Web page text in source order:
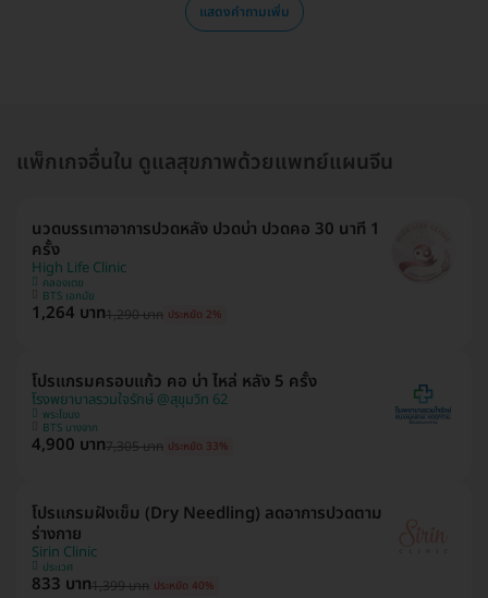
แสดงคำถามเพิ่ม
แพ็กเกจอื่นใน ดูแลสุขภาพด้วยแพทย์แผนจีน
นวดบรรเทาอาการปวดหลัง ปวดบ่า ปวดคอ 30 นาที 1
ครั้ง
High Life Clinic
คลองเตย
BTS เอกมัย
1,264 บาท1,290 บาท ประหยัด 2%
โปรแกรมครอบแก้ว คอ บ่า ไหล่ หลัง 5 ครั้ง
โรงพยาบาลรวมใจรักษ์ @สุขุมวิท 62
พระโขนง
BTS บางจาก
4,900 บาท7,305 บาท ประหยัด 33%
โปรแกรมฝังเข็ม (Dry Needling) ลดอาการปวดตาม
ร่างกาย
Sirin Clinic
ประเวศ
833 บาท1,399 บาท ประหยัด 40%